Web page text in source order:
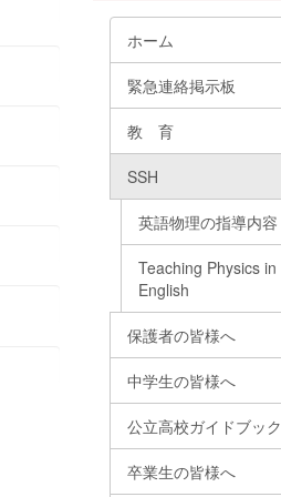
ホーム
緊急連絡掲示板
教 育
SSH
英語物理の指導内容
Teaching Physics in
English
保護者の皆様へ
中学生の皆様へ
公立高校ガイドブック
卒業生の皆様へ